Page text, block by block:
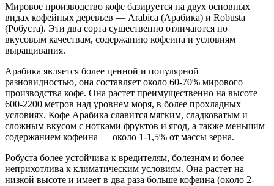
Мировое производство кофе базируется на двух основных
видах кофейных деревьев — Arabica (Арабика) и Robusta
(Робуста). Эти два сорта существенно отличаются по
вкусовым качествам, содержанию кофеина и условиям
выращивания.
Арабика является более ценной и популярной
разновидностью, она составляет около 60-70% мирового
производства кофе. Она растет преимущественно на высоте
600-2200 метров над уровнем моря, в более прохладных
условиях. Кофе Арабика славится мягким, сладковатым и
сложным вкусом с нотками фруктов и ягод, а также меньшим
содержанием кофеина — около 1-1,5% от массы зерна.
Робуста более устойчива к вредителям, болезням и более
неприхотлива к климатическим условиям. Она растет на
низкой высоте и имеет в два раза больше кофеина (около 2-